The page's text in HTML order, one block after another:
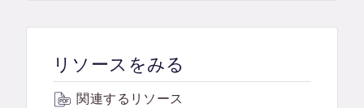
リソースをみる
関連するリソース